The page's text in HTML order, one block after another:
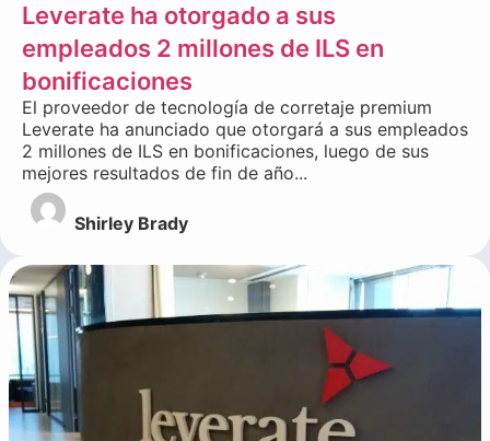
Leverate ha otorgado a sus
empleados 2 millones de ILS en
bonificaciones
El proveedor de tecnología de corretaje premium
Leverate ha anunciado que otorgará a sus empleados
2 millones de ILS en bonificaciones, luego de sus
mejores resultados de fin de año...
Shirley Brady